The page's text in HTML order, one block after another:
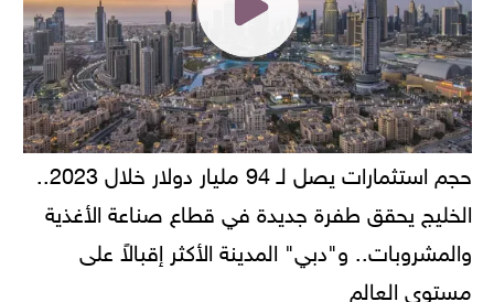
الخليج يحقق طفرة جديدة في قطاع صناعة الأغذية
والمشروبات.. و"دبي" المدينة الأكثر إقبالاً على
مستوى العالم